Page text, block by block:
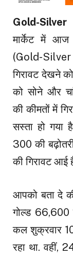
Gold-
मार्केट में आज
(Gold-
गिरावट देखने
को सोने और
की कीमतों में
सस्ता हो
₹300 की
की गिरावट आई
आपको बता दे
गोल्ड
कल शुक्रवार
रहा था. वहीं,